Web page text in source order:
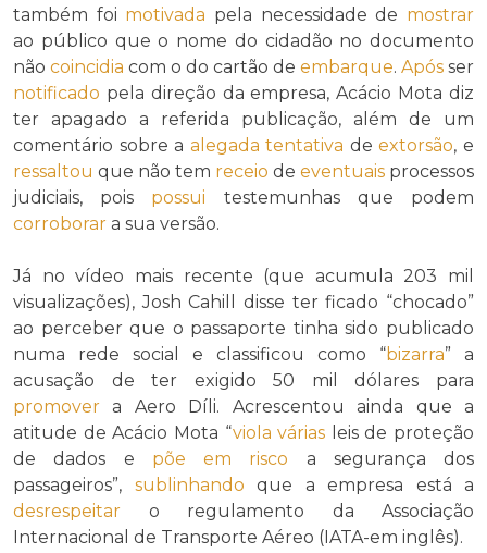
também foi motivada pela necessidade de mostrar
ao público que o nome do cidadão no documento
não coincidia com o do cartão de embarque. Após ser
notificado pela direção da empresa, Acácio Mota diz
ter apagado a referida publicação, além de um
comentário sobre a alegada tentativa deextorsão, e
ressaltou que não tem receio de eventuais processos
judiciais, pois possui testemunhas que podem
corroborar a sua versão.
Já no vídeo mais recente (que acumula 203 mil
visualizações), Josh Cahill disse ter ficado “chocado”
ao perceber que o passaporte tinha sido publicado
numa rede social e classificou como “bizarra” a
acusação de ter exigido 50 mil dólares para
promover a Aero Díli. Acrescentou ainda que a
atitude de Acácio Mota “viola várias leis de proteção
de dados e põe em risco a segurança dos
passageiros”, sublinhando que a empresa está a
desrespeitar o regulamento da Associação
Internacional de Transporte Aéreo (IATA-em inglês).